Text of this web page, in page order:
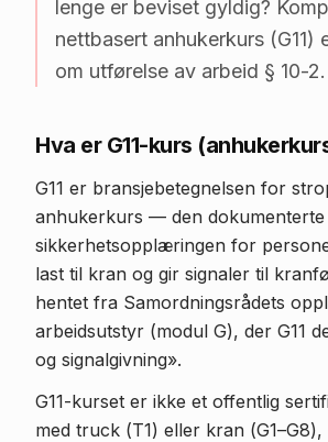
lenge er beviset gyldig?
nettbasert anhukerkurs (G11)
om utførelse av arbeid § 10-2.
Hva er G11-kurs
G11 er bransjebetegnelsen for
anhukerkurs — den dokumenterte
sikkerhetsopplæringen for
last til kran og gir signaler til
hentet fra Samordningsrådets
arbeidsutstyr (modul G), der G11
og signalgivning».
G11-kurset er ikke et offentlig
med truck (T1) eller kran